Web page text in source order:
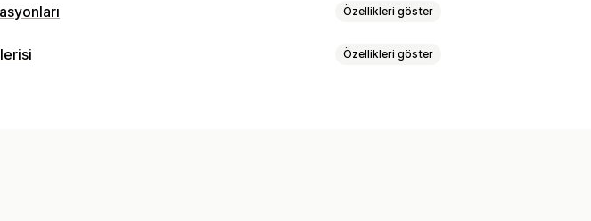
Özellikleri göster
Özellikleri göster